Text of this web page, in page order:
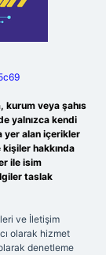
veya şahıs
yalnızca kendi
yer alan içerikler
hakkında
ile isim
taslak
ve İletişim
olarak hizmet
denetleme